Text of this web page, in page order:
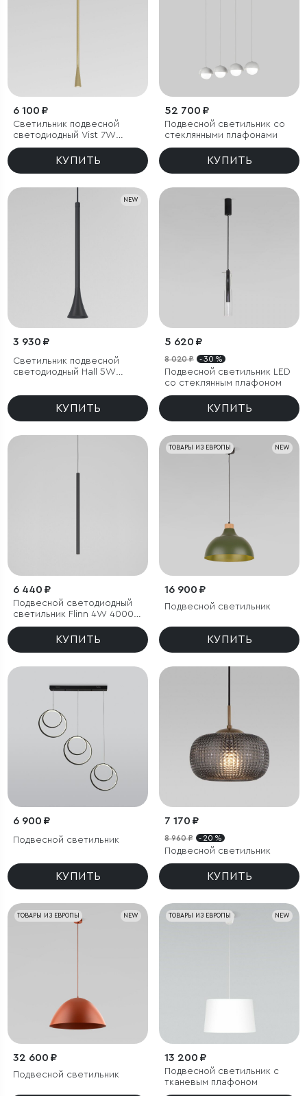
6 100 ₽
Светильник подвесной
светодиодный Vist 7W
3000K латунь
КУПИТЬ
52 700 ₽
Подвесной светильник со
стеклянными плафонами
КУПИТЬ
NEW
3 930 ₽
Светильник подвесной
светодиодный Hall 5W
КУПИТЬ
5 620 ₽
8 020 ₽ - 30 %
Подвесной светильник LED
со стеклянным плафоном
КУПИТЬ
6 440 ₽
Подвесной светодиодный
светильник Flinn 4W 4000К
черный
КУПИТЬ
NEW
ТОВАРЫ ИЗ ЕВРОПЫ
16 900 ₽
Подвесной светильник
КУПИТЬ
6 900 ₽
Подвесной светильник
КУПИТЬ
7 170 ₽
8 960 ₽ - 20 %
Подвесной светильник
КУПИТЬ
NEW
ТОВАРЫ ИЗ ЕВРОПЫ
32 600 ₽
Подвесной светильник
NEW
ТОВАРЫ ИЗ ЕВРОПЫ
13 200 ₽
Подвесной светильник с
тканевым плафоном